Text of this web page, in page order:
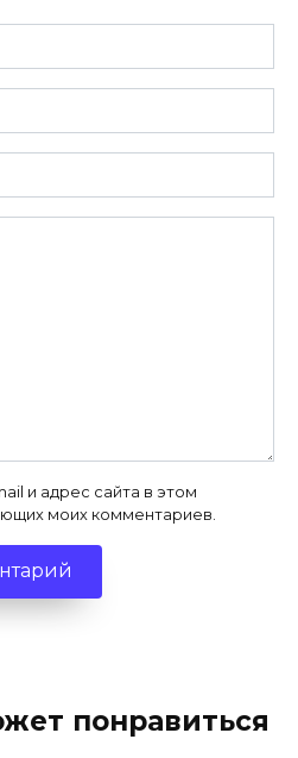
и адрес сайта в этом
моих комментариев.
понравиться